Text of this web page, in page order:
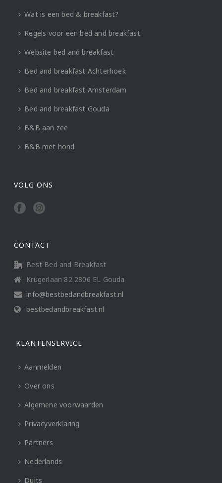
Wat is een bed & breakfast?
Regels voor een bed and breakfast
Website bed and breakfast
Bed and breakfast Achterhoek
Bed and breakfast Amsterdam
Bed and breakfast Gouda
B&B aan zee
B&B met hond
VOLG ONS
CONTACT
Best Bed and Breakfast
Krugerlaan 82 2806 EL Gouda
info@bestbedandbreakfast.nl
bestbedandbreakfast.nl
KLANTENSERVICE
Aanmelden
Over ons
Algemene voorwaarden
Privacyverklaring
Partners
Nederlands
Duits